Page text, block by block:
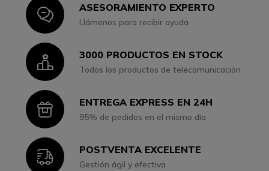
IconASESORAMIENTO EXPERTO
Llámenos para recibir ayuda
Icon3000 PRODUCTOS EN STOCK
Todos los productos de telecomunicación
IconENTREGA EXPRESS EN 24H
95% de pedidos en el mismo día
IconPOSTVENTA EXCELENTE
Gestión ágil y efectiva